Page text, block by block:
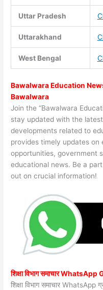
Uttar Pradesh
Uttarakhand
West Bengal
Bawalwara Education
Bawalwara
Join the “Bawalwara
stay updated with the
developments related to
provides timely updates on
opportunities, government
educational news. Be a
out on crucial information!
शिक्षा विभाग समाचार
शिक्षा विभाग समाचार WhatsApp